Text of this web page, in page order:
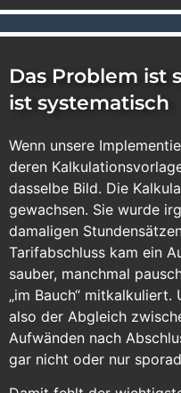
Das Problem ist
ist systematisch
Wenn unsere
deren
dasselbe Bild. Die
gewachsen. Sie wurde
damaligen
Tarifabschluss kam ein
sauber, manchmal
„im Bauch“
also der Abgleich
Aufwänden nach
gar nicht oder nur